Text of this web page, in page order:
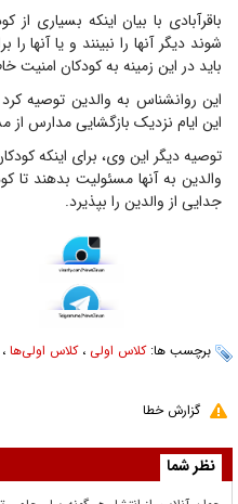
باقرآبادی با بیان اینکه بسیاری
شوند دیگر آنها را نبینند و یا آنها
باید در این زمینه به کودکان امنیت
این روانشناس به والدین توصیه
این ایام نزدیک بازگشایی مدارس از
توصیه دیگر این وی، برای اینکه
والدین به آنها مسئولیت بدهند
جدایی از والدین را بپذیرد.
برچسب ها:کلاس اولی ،کلاس اولی‌ها ،
گزارش خطا
نظر شما